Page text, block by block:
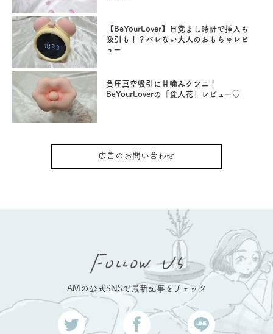
【BeYourLover】目覚まし時計で挿入も
吸引も！？バレない大人のおもちゃレビ
ュー
負圧真空吸引に甘噛みクンニ！
BeYourLoverの「食人花」レビュー♡
広告のお問い合わせ
AMの公式SNSで最新記事をチェック